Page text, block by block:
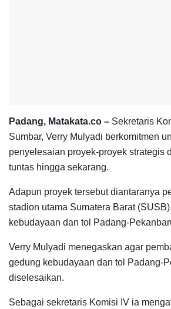
Padang, Matakata.co – Sekretaris
Sumbar, Verry Mulyadi berkomitmen
penyelesaian proyek-proyek strategis
tuntas hingga sekarang.
Adapun proyek tersebut diantaranya
stadion utama Sumatera Barat
kebudayaan dan tol Padang-
Verry Mulyadi menegaskan agar
gedung kebudayaan dan tol Padang-
diselesaikan.
Sebagai sekretaris Komisi IV ia